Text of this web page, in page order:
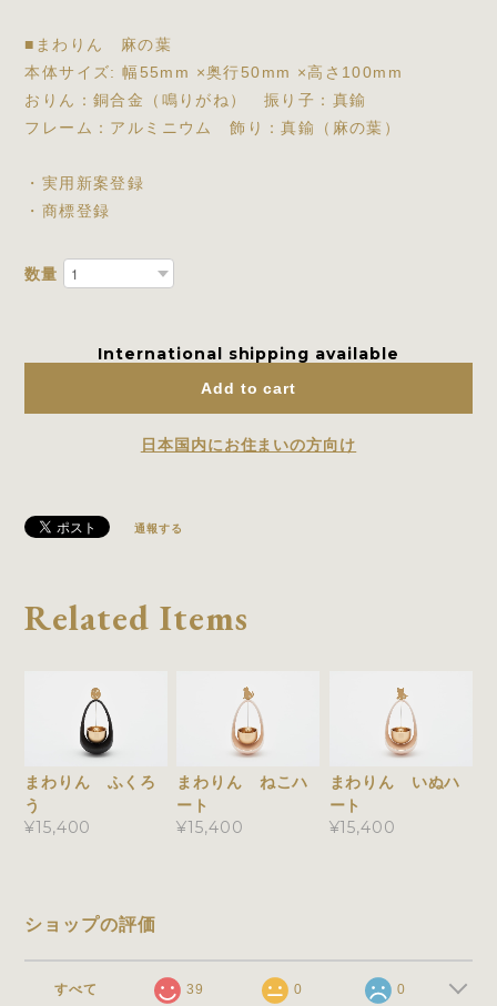
■まわりん 麻の葉
本体サイズ: 幅55mm ×奥行50mm ×高さ100mm
おりん：銅合金（鳴りがね） 振り子：真鍮
フレーム：アルミニウム 飾り：真鍮（麻の葉）
・実用新案登録
・商標登録
数量
International shipping available
Add to cart
日本国内にお住まいの方向け
通報する
Related Items
まわりん ふくろ
う
¥15,400
まわりん ねこハ
ート
¥15,400
まわりん いぬハ
ート
¥15,400
ショップの評価
すべて 39 0 0